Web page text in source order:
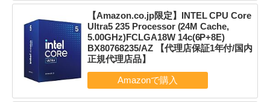
【Amazon.co.jp限定】INTEL CPU Core
Ultra5 235 Processor (24M Cache,
5.00GHz)FCLGA18W 14c(6P+8E)
BX80768235/AZ 【代理店保証1年付/国内
正規代理店品】